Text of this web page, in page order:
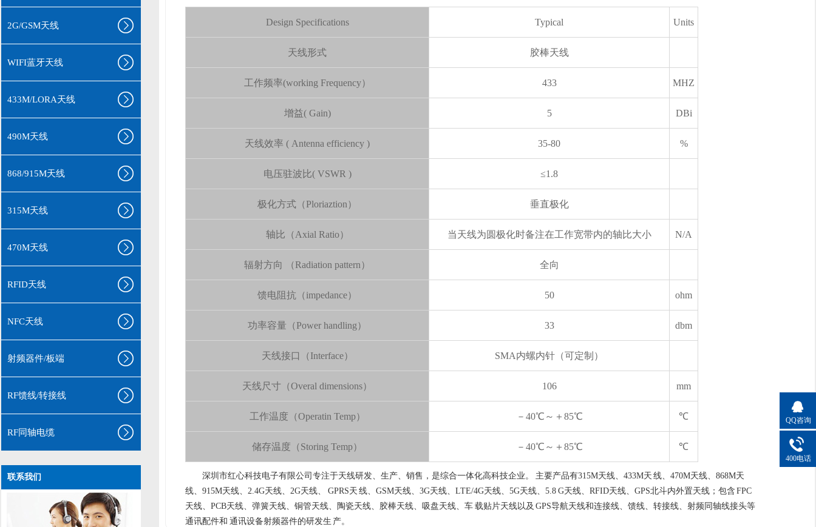
2G/GSM天线
WIFI蓝牙天线
433M/LORA天线
490M天线
868/915M天线
315M天线
470M天线
RFID天线
NFC天线
射频器件/板端
RF馈线/转接线
RF同轴电缆
联系我们
Design Specifications Typical Units
天线形式 胶棒天线
工作频率(working Frequency） 433 MHZ
增益( Gain) 5 DBi
天线效率 ( Antenna efficiency ) 35-80 %
电压驻波比( VSWR ) ≤1.8
极化方式（Ploriaztion） 垂直极化
轴比（Axial Ratio） 当天线为圆极化时备注在工作宽带内的轴比大小 N/A
辐射方向 （Radiation pattern） 全向
馈电阻抗（impedance） 50 ohm
功率容量（Power handling） 33 dbm
天线接口（Interface） SMA内螺内针（可定制）
天线尺寸（Overal dimensions） 106 mm
工作温度（Operatin Temp） －40℃～＋85℃ ℃
储存温度（Storing Temp） －40℃～＋85℃ ℃
深圳市红心科技电子有限公司专注于天线研发、生产、销售，是综合一体化高科技企业。 主要产品有315M天线、433M天 线、470M天线、868M天
线、915M天线、2.4G天线、2G天线、 GPRS天 线、GSM天线、3G天线、LTE/4G天线、5G天线、5.8 G天线、RFID天线、GPS北斗内外置天线；包含 FPC
天线、PCB天线、弹簧天线、铜管天线、陶瓷天线、胶棒天线、吸盘天线、车 载贴片天线以及 GPS导航天线和连接线、馈线、转接线、射频同轴线接头等
通讯配件和 通讯设备射频器件的研发生 产。
QQ咨询
400电话